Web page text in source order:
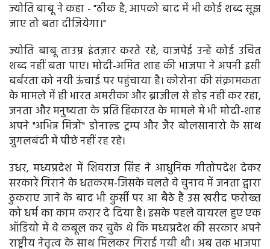
ज्योति बाबू ने कहा - "ठीक है, आपको बाद में भी कोई शब्द सूझ
जाए तो बता दीजियेगा।"
ज्योति बाबू ताउम्र इंतज़ार करते रहे, वाजपेई उन्हें कोई उचित
शब्द नहीं बता पाए। मोदी-अमित शाह की भाजपा ने अपनी इसी
बर्बरता को नयी ऊंचाई पर पहुंचाया है। कोरोना की संक्रामकता
के मामले में ही भारत अमरीका और ब्राजील से होड़ नहीं कर रहा,
जनता और मनुष्यता के प्रति हिकारत के मामले में भी मोदी-शाह
अपने "अभिन्न मित्रों" डोनाल्ड ट्रम्प और जैर बोलसानारो के साथ
जुगलबंदी में पीछे नहीं रह रहे।
उधर, मध्यप्रदेश में शिवराज सिंह ने आधुनिक गीतोपदेश देकर
सरकारें गिराने के धतकरम-जिसके चलते वे चुनाव में जनता द्वारा
ठुकराए जाने के बाद भी कुर्सी पर आ बैठे हैं उस खरीद फरोख्त
को धर्म का काम करार दे दिया है। इसके पहले वायरल हुए एक
ऑडियो में वे कबूल कर चुके थे कि मध्यप्रदेश की सरकार अपने
राष्ट्रीय नेतृत्व के साथ मिलकर गिराई गयी थी। अब तक भाजपा